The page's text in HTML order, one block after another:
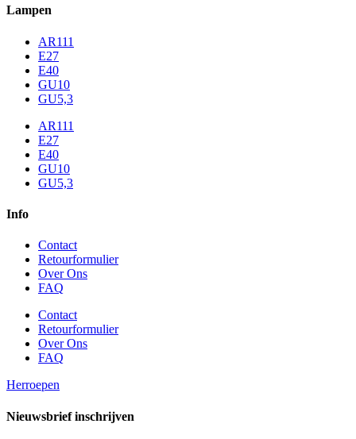
Lampen
AR111
E27
E40
GU10
GU5,3
AR111
E27
E40
GU10
GU5,3
Info
Contact
Retourformulier
Over Ons
FAQ
Contact
Retourformulier
Over Ons
FAQ
Herroepen
Nieuwsbrief inschrijven